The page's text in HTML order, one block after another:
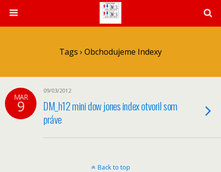
Tags › Obchodujeme Indexy
MAR
9
09/03/2012
DM_h12 mini dow jones index otvoril som
práve
Back to top